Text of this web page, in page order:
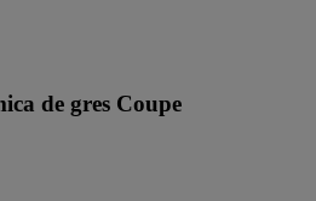
de gres Coupe